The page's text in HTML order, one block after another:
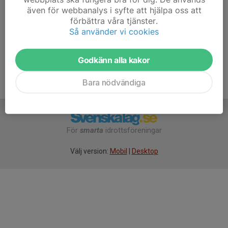
Erik Lundberg
070-419 44 02
För smarta idrottsföreningar
Välj version: Mobil Desktop
även för webbanalys i syfte att hjälpa oss att
förbättra våra tjänster.
Så använder vi cookies
Godkänn alla kakor
Bara nödvändiga